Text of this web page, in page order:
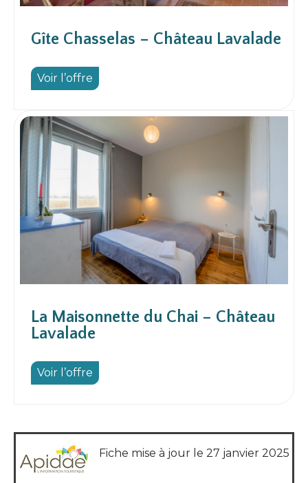
Gîte Chasselas – Château Lavalade
Voir l’offre
La Maisonnette du Chai – Château
Lavalade
Voir l’offre
Fiche mise à jour le 27 janvier 2025